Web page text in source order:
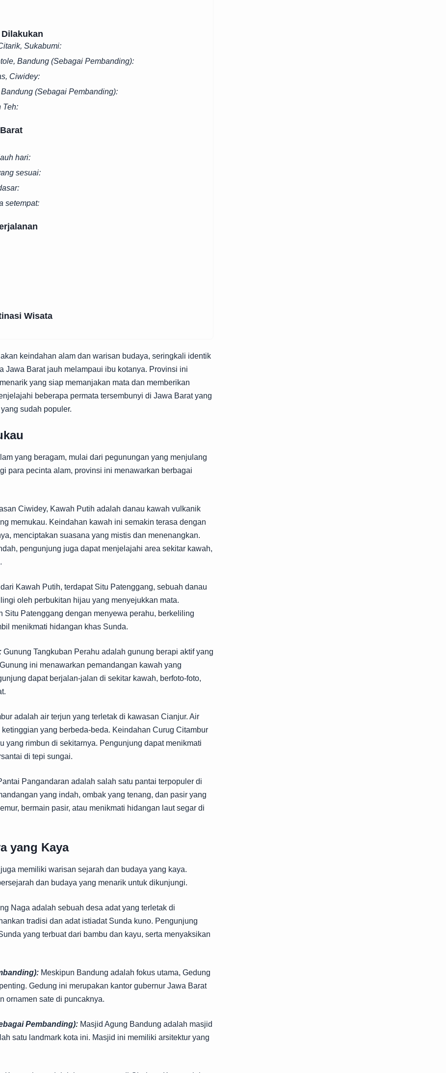
Sukabumi:
Bandung (Sebagai Pembanding):
Ciwidey:
(Sebagai Pembanding):
Teh:
hari:
sesuai:
setempat:
Wisata
keindahan alam dan warisan budaya, seringkali identik
Jawa Barat jauh melampaui ibu kotanya. Provinsi ini
yang siap memanjakan mata dan memberikan
beberapa permata tersembunyi di Jawa Barat yang
sudah populer.
yang beragam, mulai dari pegunungan yang menjulang
para pecinta alam, provinsi ini menawarkan berbagai
Ciwidey, Kawah Putih adalah danau kawah vulkanik
memukau. Keindahan kawah ini semakin terasa dengan
menciptakan suasana yang mistis dan menenangkan.
pengunjung juga dapat menjelajahi area sekitar kawah,
Kawah Putih, terdapat Situ Patenggang, sebuah danau
oleh perbukitan hijau yang menyejukkan mata.
Situ Patenggang dengan menyewa perahu, berkeliling
menikmati hidangan khas Sunda.
Gunung Tangkuban Perahu adalah gunung berapi aktif yang
ini menawarkan pemandangan kawah yang
dapat berjalan-jalan di sekitar kawah, berfoto-foto,
adalah air terjun yang terletak di kawasan Cianjur. Air
yang berbeda-beda. Keindahan Curug Citambur
yang rimbun di sekitarnya. Pengunjung dapat menikmati
di tepi sungai.
Pangandaran adalah salah satu pantai terpopuler di
yang indah, ombak yang tenang, dan pasir yang
bermain pasir, atau menikmati hidangan laut segar di
yang Kaya
memiliki warisan sejarah dan budaya yang kaya.
dan budaya yang menarik untuk dikunjungi.
Naga adalah sebuah desa adat yang terletak di
tradisi dan adat istiadat Sunda kuno. Pengunjung
yang terbuat dari bambu dan kayu, serta menyaksikan
Meskipun Bandung adalah fokus utama, Gedung
Gedung ini merupakan kantor gubernur Jawa Barat
ornamen sate di puncaknya.
Pembanding): Masjid Agung Bandung adalah masjid
satu landmark kota ini. Masjid ini memiliki arsitektur yang